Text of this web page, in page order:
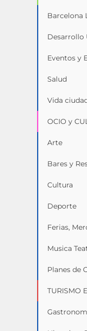
Barcelona
Desarrollo
Eventos y
Salud
Vida
OCIO y
Arte
Bares y
Cultura
Deporte
Ferias,
Musica
Planes de
TURISMO